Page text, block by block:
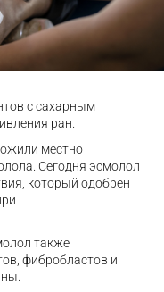
с сахарным
ран.
местно
Сегодня эсмолол
который одобрен
также
фибробластов и